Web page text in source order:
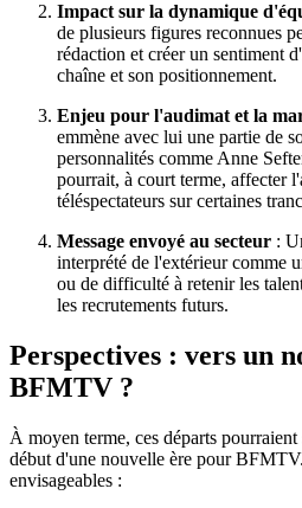
Impact sur la dynamique
de plusieurs figures reconnues
rédaction et créer un sentiment
chaîne et son positionnement.
Enjeu pour l'audimat et la
emmène avec lui une partie de
personnalités comme Anne
pourrait, à court terme, affecter
téléspectateurs sur certaines
Message envoyé au secteur :
interprété de l'extérieur comme
ou de difficulté à retenir les
les recrutements futurs.
Perspectives : vers un
BFMTV ?
À moyen terme, ces départs
début d'une nouvelle ère pour
envisageables :